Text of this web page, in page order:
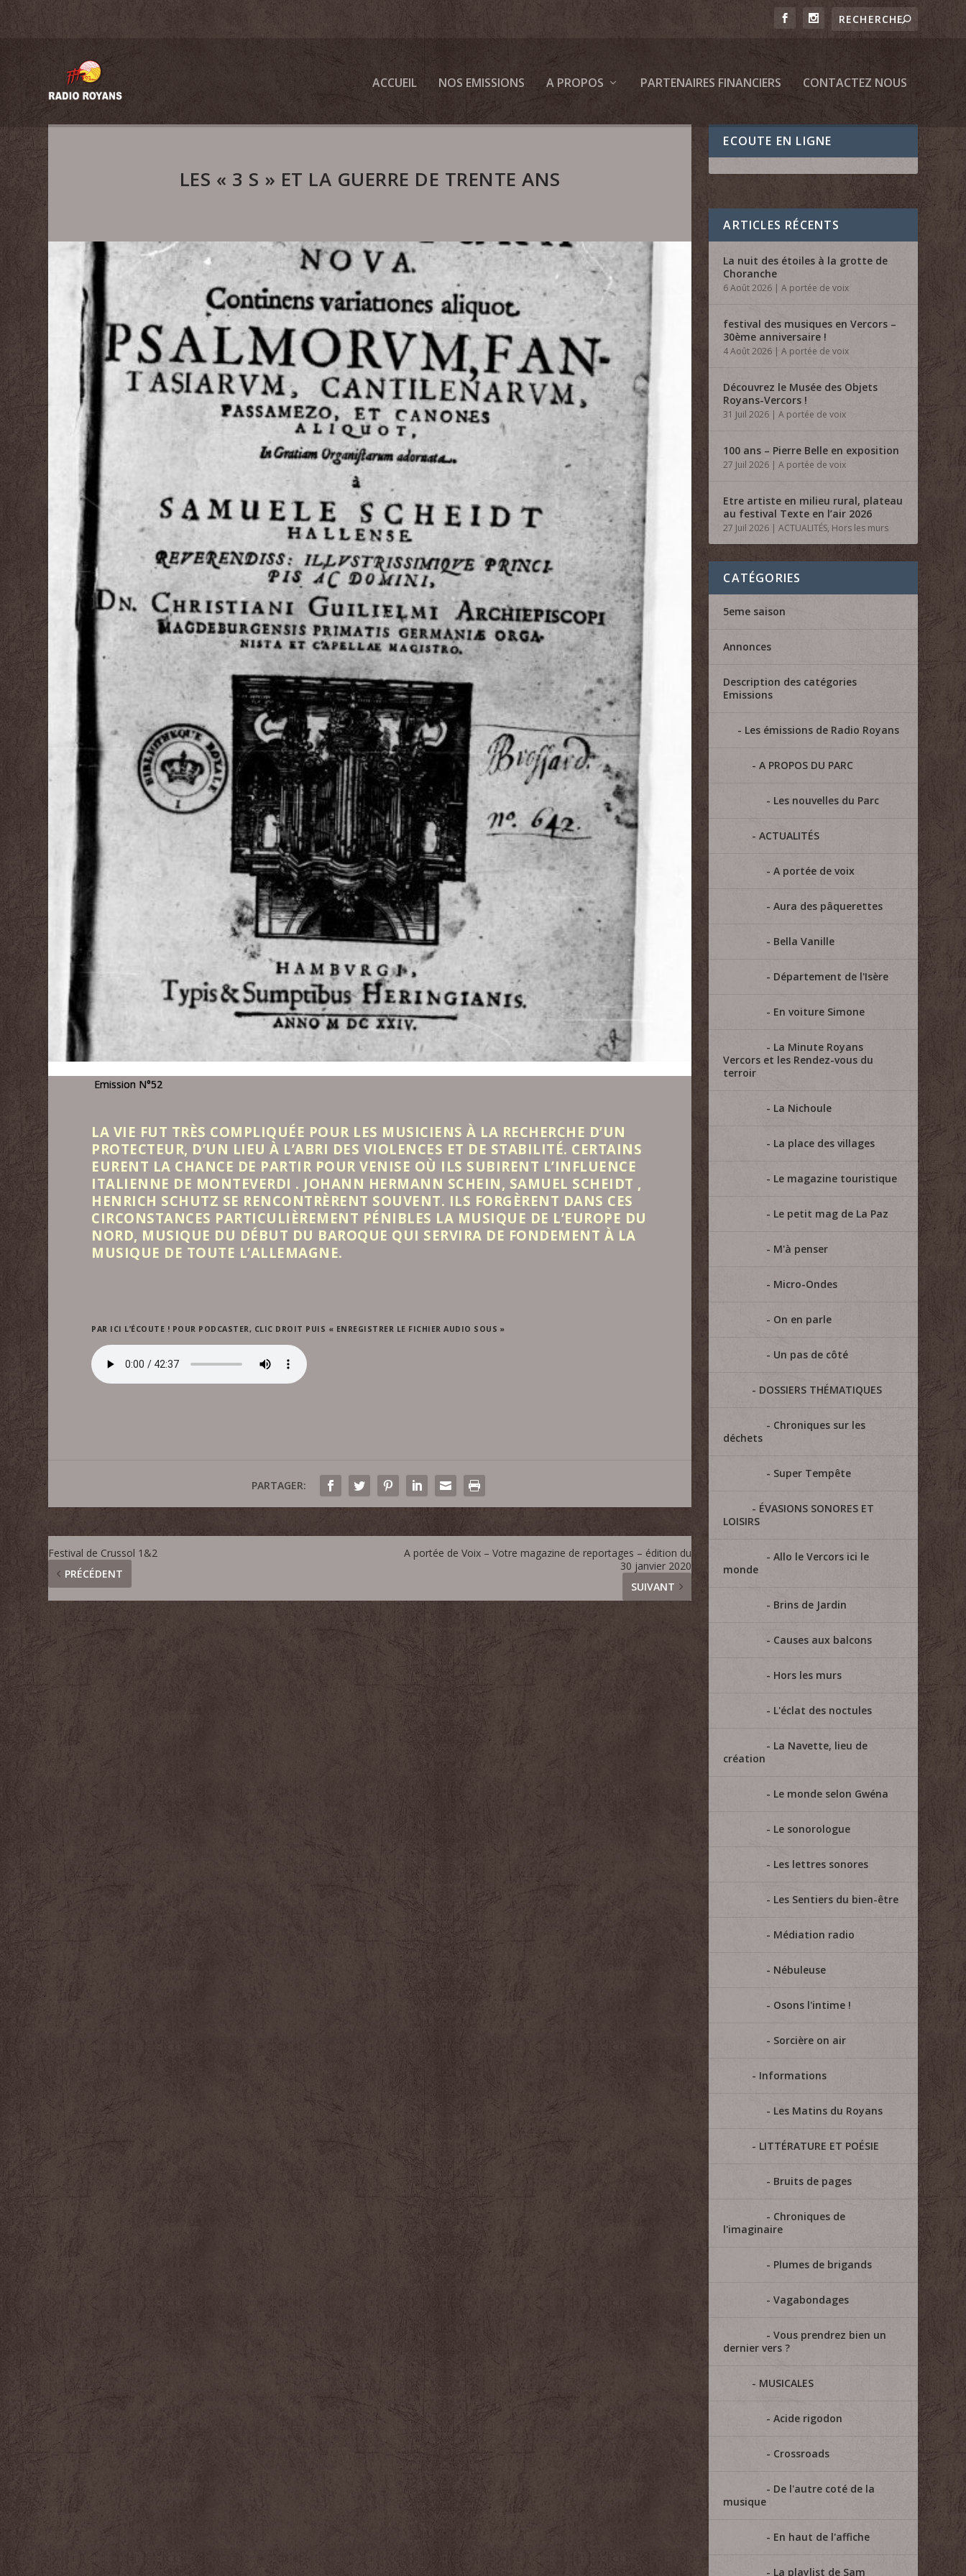
ACCUEIL NOS EMISSIONS A PROPOS PARTENAIRES FINANCIERS CONTACTEZ NOUS
LES « 3 S » ET LA GUERRE DE TRENTE ANS
Emission N°52
‍LA VIE FUT TRÈS COMPLIQUÉE POUR LES MUSICIENS À LA RECHERCHE D’UN
PROTECTEUR, D’UN LIEU À L’ABRI DES VIOLENCES ET DE STABILITÉ. CERTAINS
EURENT LA CHANCE DE PARTIR POUR VENISE OÙ ILS SUBIRENT L’INFLUENCE
ITALIENNE DE MONTEVERDI . JOHANN HERMANN SCHEIN, SAMUEL SCHEIDT ,
HENRICH SCHUTZ SE RENCONTRÈRENT SOUVENT. ILS FORGÈRENT DANS CES
CIRCONSTANCES PARTICULIÈREMENT PÉNIBLES LA MUSIQUE DE L’EUROPE DU
NORD, MUSIQUE DU DÉBUT DU BAROQUE QUI SERVIRA DE FONDEMENT À LA
MUSIQUE DE TOUTE L’ALLEMAGNE.
PAR ICI L’ÉCOUTE ! POUR PODCASTER, CLIC DROIT PUIS « ENREGISTRER LE FICHIER AUDIO SOUS »
PARTAGER:
Festival de Crussol 1&2
PRÉCÉDENT
A portée de Voix – Votre magazine de reportages – édition du
30 janvier 2020
SUIVANT
ECOUTE EN LIGNE
ARTICLES RÉCENTS
La nuit des étoiles à la grotte de
Choranche
6 Août 2026 |A portée de voix
festival des musiques en Vercors –
30ème anniversaire !
4 Août 2026 |A portée de voix
Découvrez le Musée des Objets
Royans-Vercors !
31 Juil 2026 |A portée de voix
100 ans – Pierre Belle en exposition
27 Juil 2026 |A portée de voix
Etre artiste en milieu rural, plateau
au festival Texte en l’air 2026
27 Juil 2026 |ACTUALITÉS, Hors les murs
CATÉGORIES
5eme saison
Annonces
Description des catégories
Emissions
Les émissions de Radio Royans
A PROPOS DU PARC
Les nouvelles du Parc
ACTUALITÉS
A portée de voix
Aura des pâquerettes
Bella Vanille
Département de l'Isère
En voiture Simone
La Minute Royans
Vercors et les Rendez-vous du
terroir
La Nichoule
La place des villages
Le magazine touristique
Le petit mag de La Paz
M'à penser
Micro-Ondes
On en parle
Un pas de côté
DOSSIERS THÉMATIQUES
Chroniques sur les
déchets
Super Tempête
ÉVASIONS SONORES ET
LOISIRS
Allo le Vercors ici le
monde
Brins de Jardin
Causes aux balcons
Hors les murs
L'éclat des noctules
La Navette, lieu de
création
Le monde selon Gwéna
Le sonorologue
Les lettres sonores
Les Sentiers du bien-être
Médiation radio
Nébuleuse
Osons l'intime !
Sorcière on air
Informations
Les Matins du Royans
LITTÉRATURE ET POÉSIE
Bruits de pages
Chroniques de
l'imaginaire
Plumes de brigands
Vagabondages
Vous prendrez bien un
dernier vers ?
MUSICALES
Acide rigodon
Crossroads
De l'autre coté de la
musique
En haut de l'affiche
La playlist de Sam